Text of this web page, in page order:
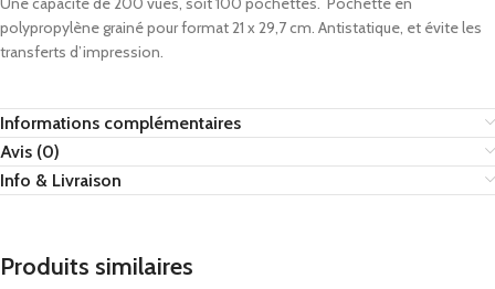
polypropylène grainé pour format 21 x 29,7 cm. Antistatique, et évite les
transferts d’impression.
Informations complémentaires
Avis (0)
Info & Livraison
Produits similaires